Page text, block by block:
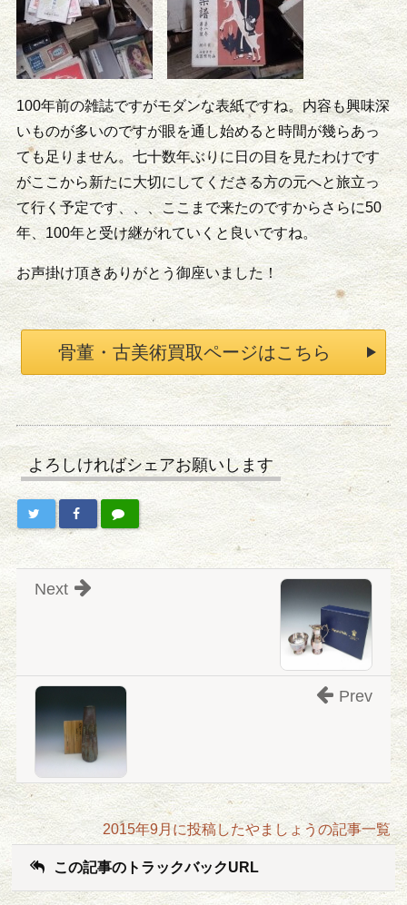
100年前の雑誌ですがモダンな表紙ですね。内容も興味深
いものが多いのですが眼を通し始めると時間が幾らあっ
ても足りません。七十数年ぶりに日の目を見たわけです
がここから新たに大切にしてくださる方の元へと旅立っ
て行く予定です、、、ここまで来たのですからさらに50
年、100年と受け継がれていくと良いですね。
お声掛け頂きありがとう御座いました！
骨董・古美術買取ページはこちら
よろしければシェアお願いします
Next
Prev
2015年9月に投稿したやましょうの記事一覧
この記事のトラックバックURL